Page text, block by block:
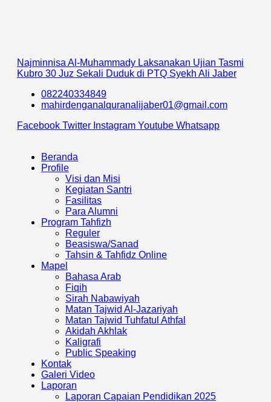
Najminnisa Al-Muhammady Laksanakan Ujian Tasmi
Kubro 30 Juz Sekali Duduk di PTQ Syekh Ali Jaber
082240334849
mahirdenganalquranalijaber01@gmail.com
Facebook Twitter Instagram Youtube Whatsapp
Beranda
Profile
Visi dan Misi
Kegiatan Santri
Fasilitas
Para Alumni
Program Tahfizh
Reguler
Beasiswa/Sanad
Tahsin & Tahfidz Online
Mapel
Bahasa Arab
Fiqih
Sirah Nabawiyah
Matan Tajwid Al-Jazariyah
Matan Tajwid Tuhfatul Athfal
Akidah Akhlak
Kaligrafi
Public Speaking
Kontak
Galeri Video
Laporan
Laporan Capaian Pendidikan 2025​